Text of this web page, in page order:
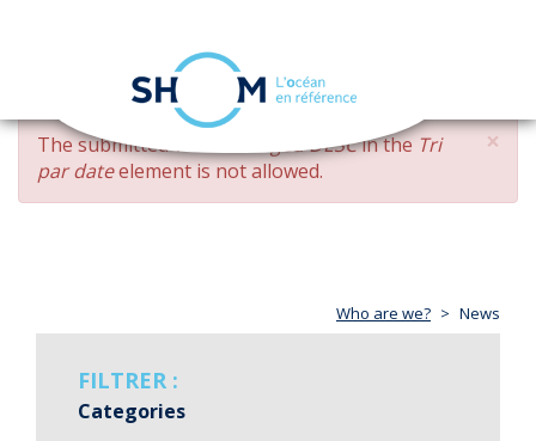
Skip
main
content
navigation
×
ERROR
MESSAGE
The submitted value changed DESCin the Tri
par dateelement is not allowed.
Who are we? News
FILTRER :
Categories